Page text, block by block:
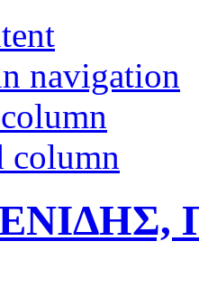
navigation
column